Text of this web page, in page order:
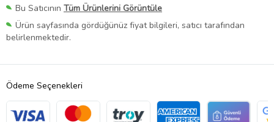
Bu Satıcının Tüm Ürünlerini Görüntüle
Ürün sayfasında gördüğünüz fiyat bilgileri, satıcı tarafından
belirlenmektedir.
Ödeme Seçenekleri